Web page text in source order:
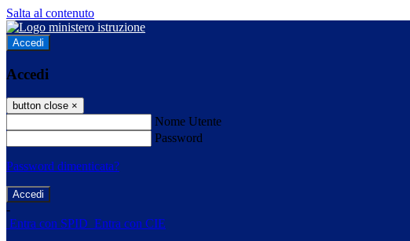
Salta al contenuto
Accedi
Accedi
button close ×
Nome Utente
Password
Password dimenticata?
-
Entra con SPID Entra con CIE